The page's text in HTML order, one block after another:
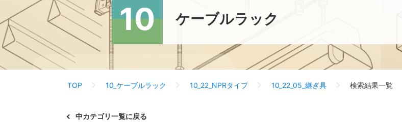
10 ケーブルラック
TOP 10_ケーブルラック 10_22_NPRタイプ 10_22_05_継ぎ具 検索結果一覧
中カテゴリ一覧に戻る